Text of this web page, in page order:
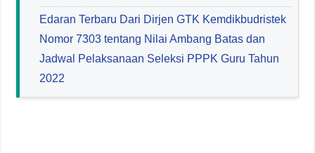
Edaran Terbaru Dari Dirjen GTK Kemdikbudristek
Nomor 7303 tentang Nilai Ambang Batas dan
Jadwal Pelaksanaan Seleksi PPPK Guru Tahun
2022